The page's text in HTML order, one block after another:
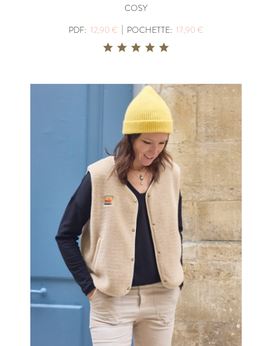
COSY
PDF: 12,90 € | POCHETTE: 17,90 €